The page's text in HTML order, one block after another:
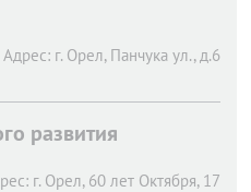
Адрес: г. Орел, Панчука ул., д.6
развития
г. Орел, 60 лет Октября, 17